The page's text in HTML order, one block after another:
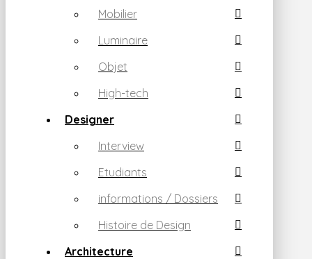
Mobilier
Luminaire
Objet
High-tech
Designer
Interview
Etudiants
informations / Dossiers
Histoire de Design
Architecture